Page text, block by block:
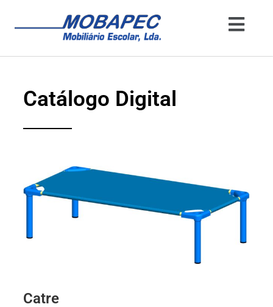
Catálogo Digital
Catre